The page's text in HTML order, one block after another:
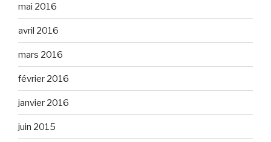
mai 2016
avril 2016
mars 2016
février 2016
janvier 2016
juin 2015